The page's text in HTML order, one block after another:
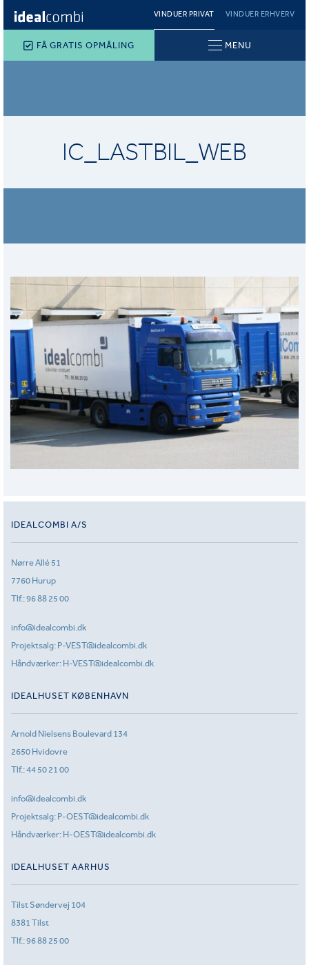
VINDUER PRIVAT VINDUER ERHVERV
FÅ GRATIS OPMÅLING MENU
IC_LASTBIL_WEB
IDEALCOMBI A/S
Nørre Allé 51
7760 Hurup
Tlf.:96 88 25 00
info@idealcombi.dk
Projektsalg: P-VEST@idealcombi.dk
Håndværker: H-VEST@idealcombi.dk
IDEALHUSET KØBENHAVN
Arnold Nielsens Boulevard 134
2650 Hvidovre
Tlf.:44 50 21 00
info@idealcombi.dk
Projektsalg: P-OEST@idealcombi.dk
Håndværker: H-OEST@idealcombi.dk
IDEALHUSET AARHUS
Tilst Søndervej 104
8381 Tilst
Tlf.:96 88 25 00